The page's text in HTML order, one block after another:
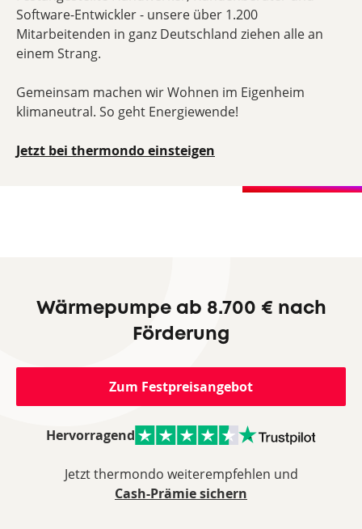
Software-Entwickler - unsere über 1.200
Mitarbeitenden in ganz Deutschland ziehen alle an
einem Strang.
Gemeinsam machen wir Wohnen im Eigenheim
klimaneutral. So geht Energiewende!
Jetzt bei thermondo einsteigen
Wärmepumpe ab 8.700 € nach
Förderung
Zum Festpreisangebot
Hervorragend
Jetzt thermondo weiterempfehlen und
Cash-Prämie sichern